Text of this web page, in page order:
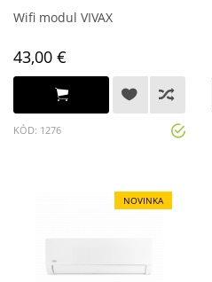
Wifi modul VIVAX
43,00 €
KÓD: 1276
NOVINKA